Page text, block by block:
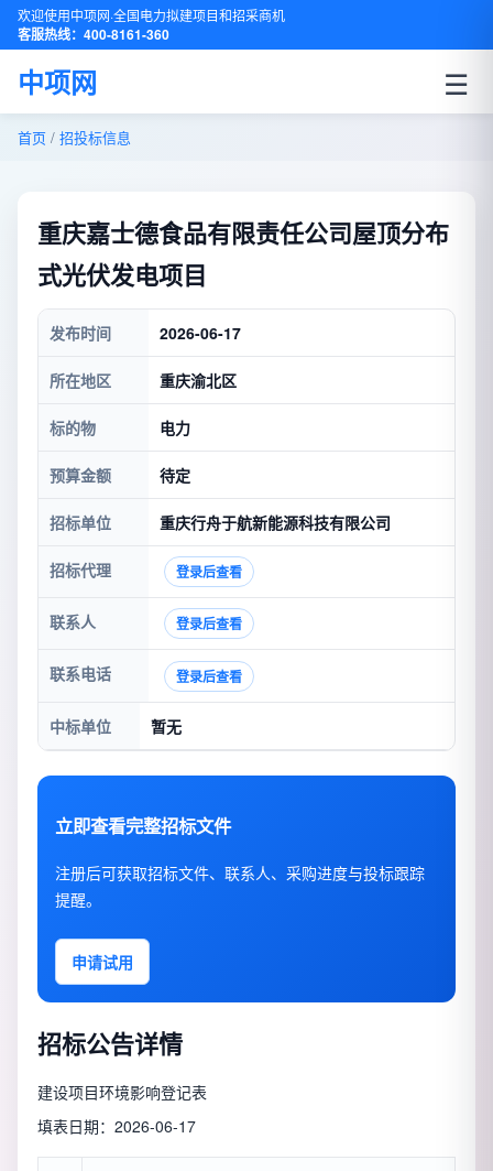
欢迎使用中项网·全国电力拟建项目和招采商机
客服热线：400-8161-360
中项网 ☰
首页 / 招投标信息
重庆嘉士德食品有限责任公司屋顶分布
式光伏发电项目
发布时间 2026-06-17
所在地区 重庆渝北区
标的物 电力
预算金额 待定
招标单位 重庆行舟于航新能源科技有限公司
招标代理 登录后查看
联系人 登录后查看
联系电话 登录后查看
中标单位 暂无
立即查看完整招标文件
注册后可获取招标文件、联系人、采购进度与投标跟踪
提醒。
申请试用
招标公告详情
建设项目环境影响登记表
填表日期：2026-06-17